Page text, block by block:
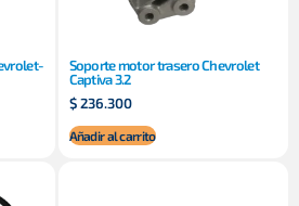
Soporte motor trasero Chevrolet
Captiva 3.2
$236.300
Añadir al carrito